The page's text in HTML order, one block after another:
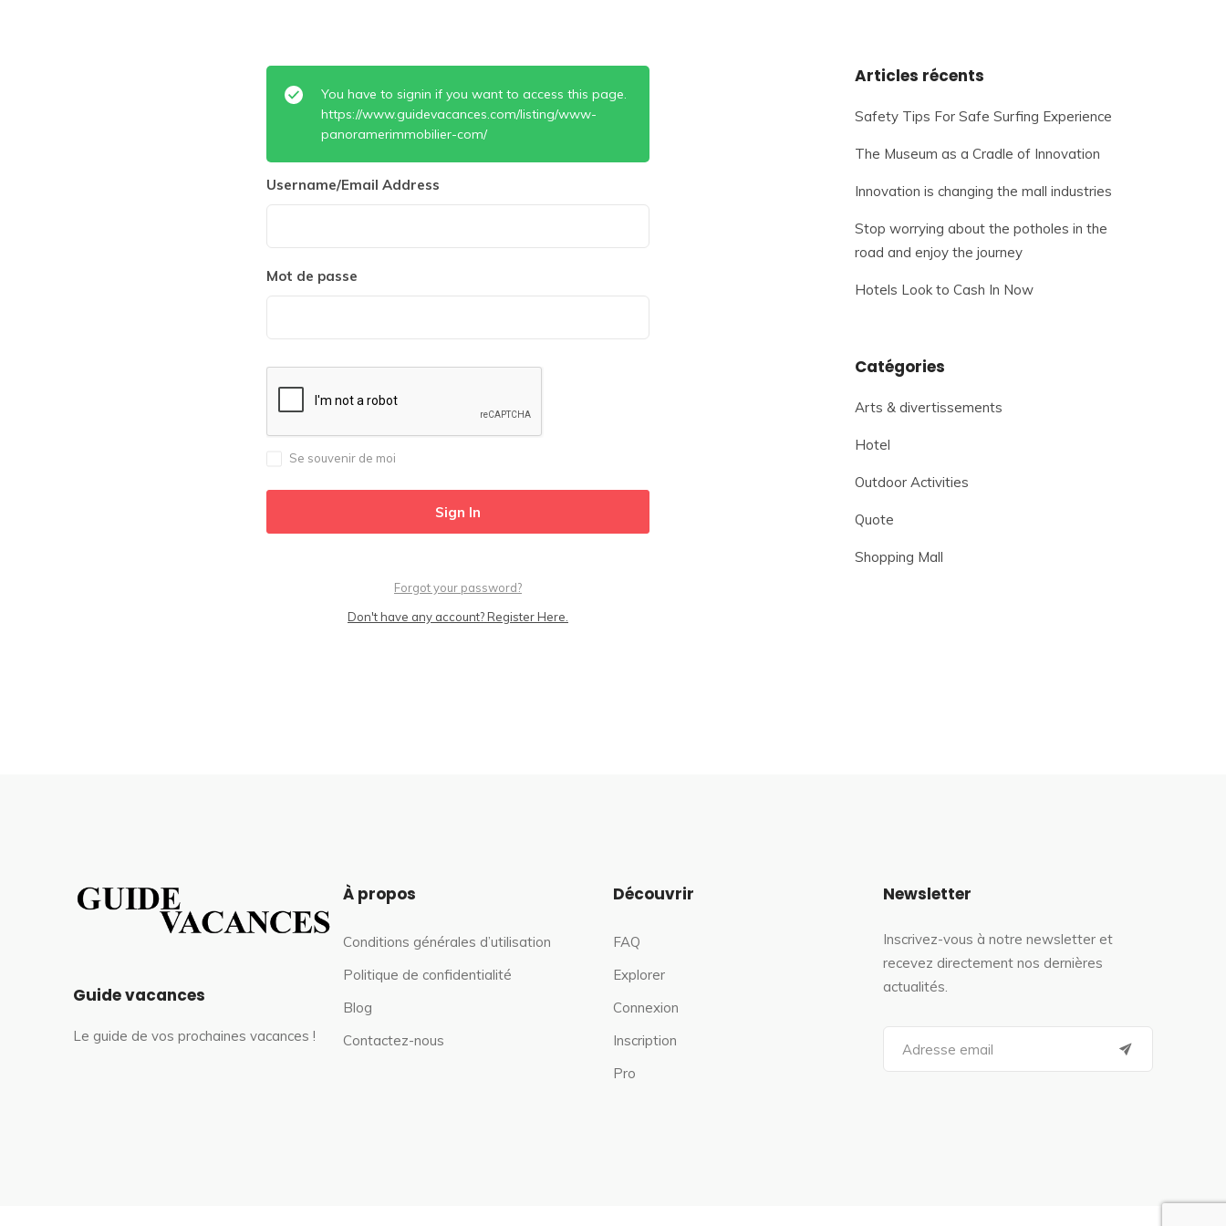
You have to signin if you want to access this page.
https://www.guidevacances.com/listing/www-
panoramerimmobilier-com/
Username/Email Address
Mot de passe
Se souvenir de moi
Forgot your password?
Don't have any account? Register Here.
Articles récents
Safety Tips For Safe Surfing Experience
The Museum as a Cradle of Innovation
Innovation is changing the mall industries
Stop worrying about the potholes in the
road and enjoy the journey
Hotels Look to Cash In Now
Catégories
Arts & divertissements
Hotel
Outdoor Activities
Quote
Shopping Mall
Guide vacances
Le guide de vos prochaines vacances !
À propos
Conditions générales d’utilisation
Politique de confidentialité
Blog
Contactez-nous
Découvrir
FAQ
Explorer
Connexion
Inscription
Pro
Newsletter
Inscrivez-vous à notre newsletter et
recevez directement nos dernières
actualités.
a